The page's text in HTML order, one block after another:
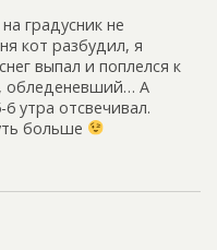
градусник не
кот разбудил, я
выпал и поплелся к
обледеневший… А
утра отсвечивал.
больше